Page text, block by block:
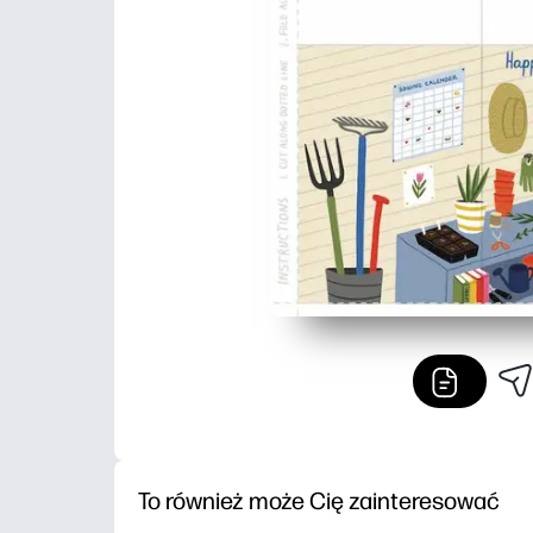
To również może Cię zainteresować